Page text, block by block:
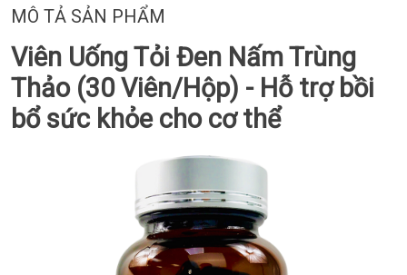
MÔ TẢ SẢN PHẨM
Viên Uống Tỏi Đen Nấm Trùng
Thảo (30 Viên/Hộp) - Hỗ trợ bồi
bổ sức khỏe cho cơ thể